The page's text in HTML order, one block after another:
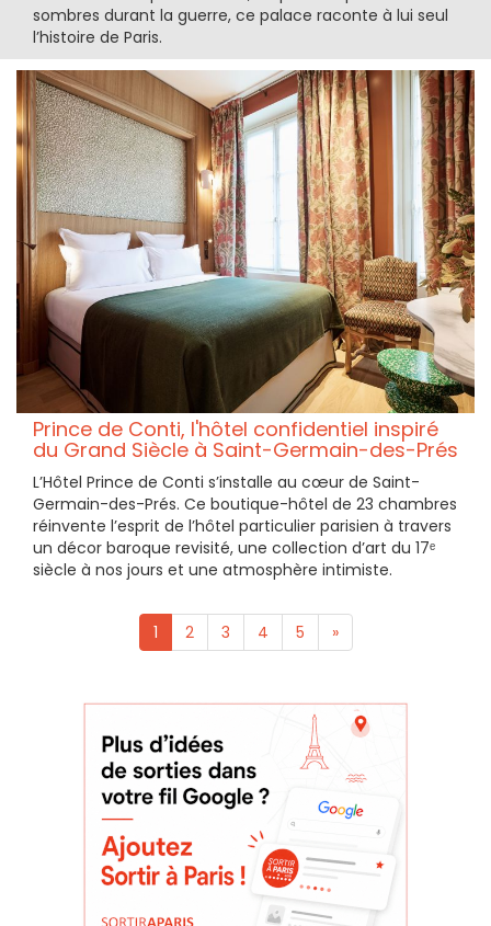
sombres durant la guerre, ce palace raconte à lui seul
l’histoire de Paris.
Prince de Conti, l'hôtel confidentiel inspiré
du Grand Siècle à Saint-Germain-des-Prés
L’Hôtel Prince de Conti s’installe au cœur de Saint-
Germain-des-Prés. Ce boutique-hôtel de 23 chambres
réinvente l’esprit de l’hôtel particulier parisien à travers
un décor baroque revisité, une collection d’art du 17ᵉ
siècle à nos jours et une atmosphère intimiste.
1 2 3 4 5 »